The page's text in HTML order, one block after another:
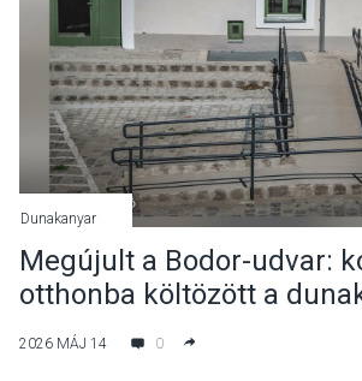
Dunakanyar
Megújult a Bodor-udvar:
otthonba költözött a
családsegítő szolgálat
2026 MÁJ 14 0